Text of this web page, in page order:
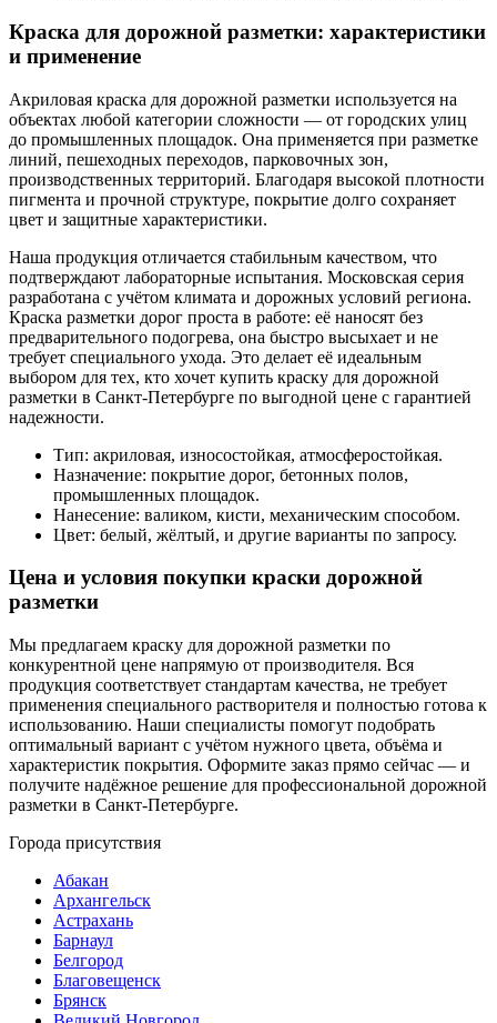
Краска для дорожной разметки: характеристики
и применение
Акриловая краска для дорожной разметки используется на
объектах любой категории сложности — от городских улиц
до промышленных площадок. Она применяется при разметке
линий, пешеходных переходов, парковочных зон,
производственных территорий. Благодаря высокой плотности
пигмента и прочной структуре, покрытие долго сохраняет
цвет и защитные характеристики.
Наша продукция отличается стабильным качеством, что
подтверждают лабораторные испытания. Московская серия
разработана с учётом климата и дорожных условий региона.
Краска разметки дорог проста в работе: её наносят без
предварительного подогрева, она быстро высыхает и не
требует специального ухода. Это делает её идеальным
выбором для тех, кто хочет купить краску для дорожной
разметки в Санкт-Петербурге по выгодной цене с гарантией
надежности.
Тип: акриловая, износостойкая, атмосферостойкая.
Назначение: покрытие дорог, бетонных полов,
промышленных площадок.
Нанесение: валиком, кисти, механическим способом.
Цвет: белый, жёлтый, и другие варианты по запросу.
Цена и условия покупки краски дорожной
разметки
Мы предлагаем краску для дорожной разметки по
конкурентной цене напрямую от производителя. Вся
продукция соответствует стандартам качества, не требует
применения специального растворителя и полностью готова к
использованию. Наши специалисты помогут подобрать
оптимальный вариант с учётом нужного цвета, объёма и
характеристик покрытия. Оформите заказ прямо сейчас — и
получите надёжное решение для профессиональной дорожной
разметки в Санкт-Петербурге.
Города присутствия
Абакан
Архангельск
Астрахань
Барнаул
Белгород
Благовещенск
Брянск